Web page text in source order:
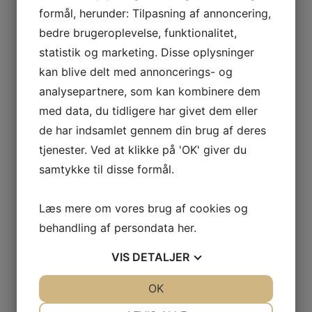
came at the agreed time and were
done with the job in less than 4 hours
and it was a job exceptionally well
done. Would definitely recommend
this company.
Yderst fremragende
service og enormt
dygtige medarbejdere
Vikinggulvservice er uden tvivl den
fantastisk stykke arbejde gang på
gang til fremragende priser. Uden tvivl
anbefalelsesværdigt.
God dialog hele vejen
og flot arbejde
formål, herunder: Tilpasning af annoncering,
bedre brugeroplevelse, funktionalitet,
statistik og marketing. Disse oplysninger
kan blive delt med annoncerings- og
analysepartnere, som kan kombinere dem
med data, du tidligere har givet dem eller
de har indsamlet gennem din brug af deres
tjenester. Ved at klikke på 'OK' giver du
samtykke til disse formål.
Læs mere om vores brug af cookies og
behandling af persondata her.
VIS DETALJER
OK